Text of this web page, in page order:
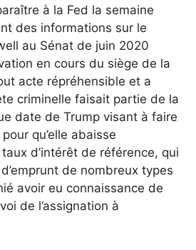
à la Fed la semaine
des informations sur le
au Sénat de juin 2020
en cours du siège de la
acte répréhensible et a
criminelle faisait partie de la
date de Trump visant à faire
qu’elle abaisse
d’intérêt de référence, qui
de nombreux types
avoir eu connaissance de
de l’assignation à